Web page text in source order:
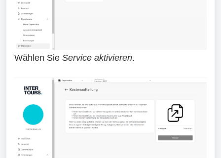
Wählen Sie Service aktivieren.